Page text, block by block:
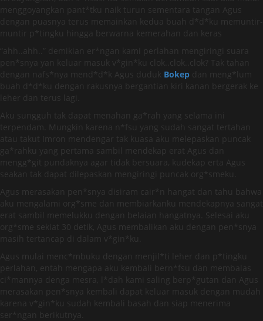
menggoyangkan pant*tku naik turun sementara tangan Agus
dengan puasnya terus memainkan kedua buah d*d*ku memuntir-
muntir p*tingku hingga berwarna kemerahan dan keras
“ahh..ahh..” demikian er*ngan kami perlahan mengiringi suara
pen*snya yan keluar masuk v*gin*ku clok..clok..clok? Tak tahan
dengan nafs*nya mend*d*k Agus duduk Bokep dan meng*lum
buah d*d*ku dengan rakusnya bergantian kiri kanan bergerak ke
leher dan terus lagi.
Aku sungguh tak dapat menahan ga*rah yang selama ini
terpendam. Mungkin karena n*fsu yang sudah sangat tertahan
atau takut Imron mendengar tak kuasa aku melepaskan puncak
ga*rahku yang pertama sambil mendekap erat Agus dan
mengg*git pundaknya agar tidak bersuara, kudekap erta Agus
seakan tak dapat dilepaskan mengiringi puncak org*smeku.
Agus merasakan pen*snya disiram cair*n hangat dan tahu bahwa
aku mengalami org*sme dan membiarkanku mendekapnya sangat
erat sambil memelukku dengan belaian hangatnya. Selesai aku
org*sme sekiat 30 detik, Agus membalikan aku dengan pen*snya
masih tertancap di dalam v*gin*ku.
Agus mulai menc*mbuku dengan menjil*ti leher dan p*tingku
perlahan, entah mengapa aku kembali bern*fsu dan membalas
ci*mannya denga mesra, l*dah kami saling berp*gutan dan Agus
merasakan pen*snya kembali dapat keluar masuk dengan mudah
karena v*gin*ku sudah kembali basah dan siap menerima
ser*ngan berikutnya.